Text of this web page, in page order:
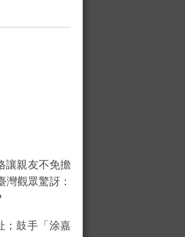
讓親友不免擔
觀眾驚訝：
；鼓手「涂嘉